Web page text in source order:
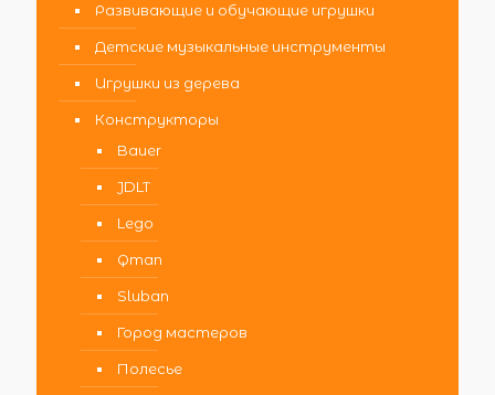
Развивающие и обучающие игрушки
Детские музыкальные инструменты
Игрушки из дерева
Конструкторы
Bauer
JDLT
Lego
Qman
Sluban
Город мастеров
Полесье